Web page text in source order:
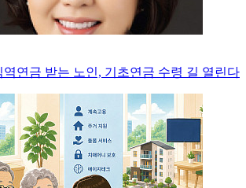
역연금 받는 노인, 기초연금 수령 길 열린다